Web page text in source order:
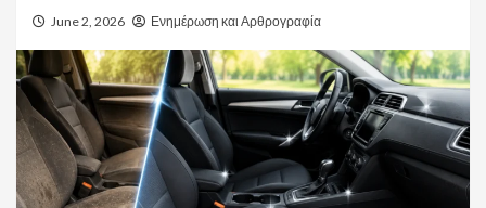
June 2, 2026 Ενημέρωση και Αρθρογραφία